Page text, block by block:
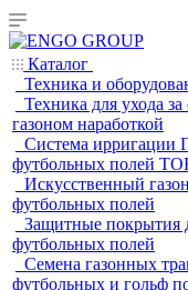
Каталог
Техника и
Техника для ухода
газоном наработкой
Система ирригации
футбольных полей
Искусственный
футбольных полей
Защитные покрытия
футбольных полей
Семена газонных
футбольных и гольф